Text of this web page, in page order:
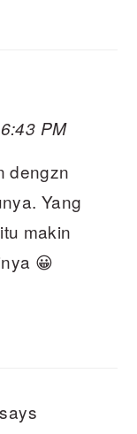
PM
dengzn
Yang
makin
😀
says